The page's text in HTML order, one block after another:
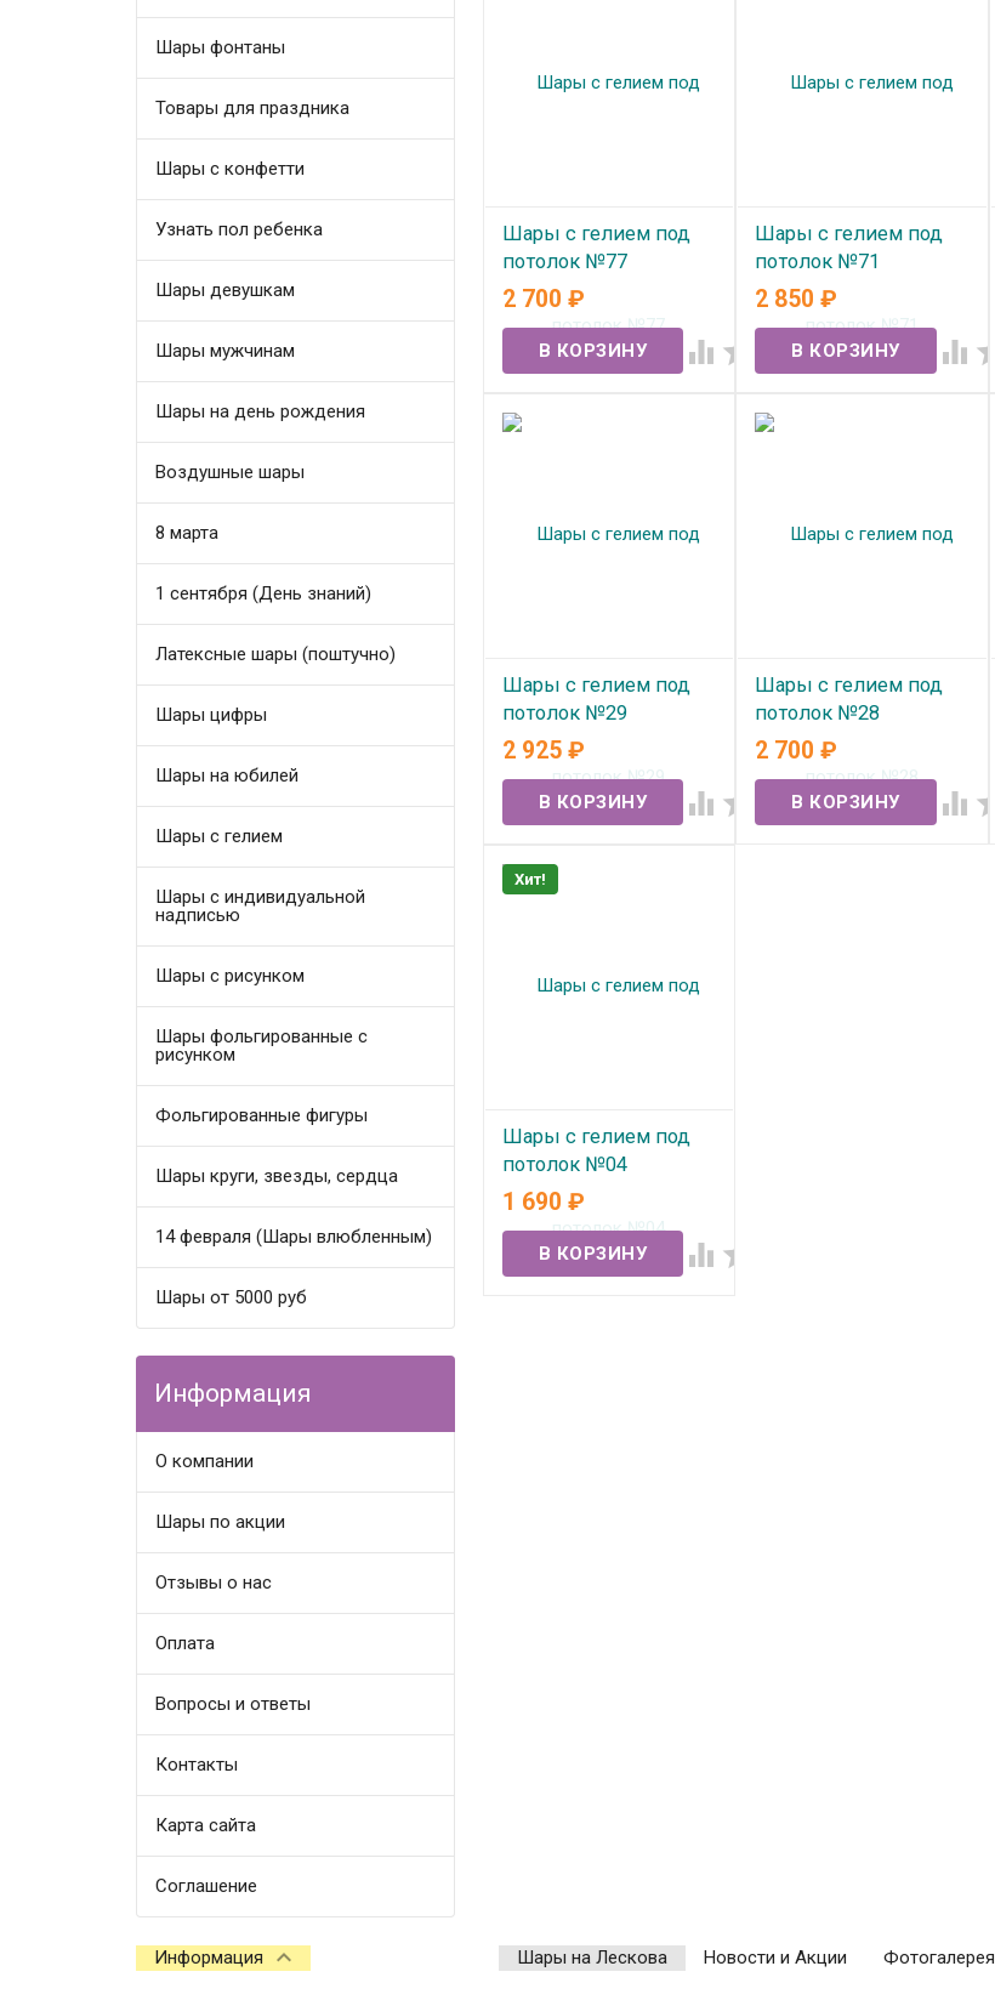
Шары фонтаны
Товары для праздника
Шары с конфетти
Узнать пол ребенка
Шары девушкам
Шары мужчинам
Шары на день рождения
Воздушные шары
8 марта
1 сентября (День знаний)
Латексные шары (поштучно)
Шары цифры
Шары на юбилей
Шары с гелием
Шары с индивидуальной
надписью
Шары с рисунком
Шары фольгированные с
рисунком
Фольгированные фигуры
Шары круги, звезды, сердца
14 февраля (Шары влюбленным)
Шары от 5000 руб
Информация
О компании
Шары по акции
Отзывы о нас
Оплата
Вопросы и ответы
Контакты
Карта сайта
Соглашение
Шары с гелием под
потолок №77
В наличии
2 700 ₽
 
Шары с гелием под
потолок №71
В наличии
2 850₽
 
Шары с гелием под
потолок №29
В наличии
2 925 ₽
 
Шары с гелием под
потолок №28
В наличии
2 700₽
 
Хит!
Шары с гелием под
потолок №04
В наличии
1 690 ₽
 
Информация Шары на Лескова Новости и Акции Фотогалерея